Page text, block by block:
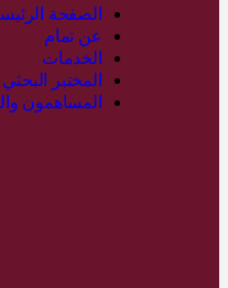
الصفحة
عن تمام
الخدمات
المختبر البحثي
المساهمون